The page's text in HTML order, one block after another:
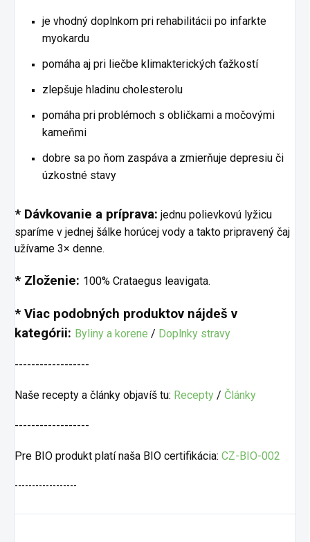
je vhodný doplnkom pri rehabilitácii po infarkte
myokardu
pomáha aj pri liečbe klimakterických ťažkostí
zlepšuje hladinu cholesterolu
pomáha pri problémoch s obličkami a močovými
kameňmi
dobre sa po ňom zaspáva a zmierňuje depresiu či
úzkostné stavy
* Dávkovanie a príprava: jednu polievkovú lyžicu
sparíme v jednej šálke horúcej vody a takto pripravený čaj
užívame 3× denne.
* Zloženie: 100% Crataegus leavigata.
* Viac podobných produktov nájdeš v
kategórii: Byliny a korene / Doplnky stravy
------------------
Naše recepty a články objavíš tu: Recepty / Články
------------------
Pre BIO produkt platí naša BIO certifikácia: CZ-BIO-002
------------------